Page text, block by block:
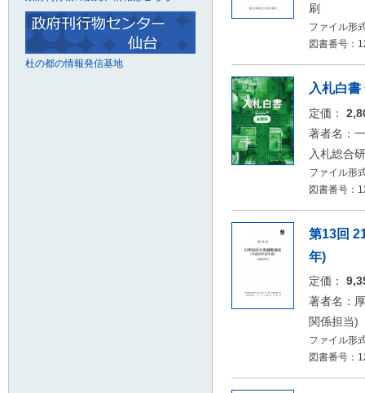
刷
ファイル形
図書番号：
入札白
定価：
著者名：
入札総合
ファイル形
図書番号：
第13回
年)
定価：
著者名：
関係担当)
ファイル形
図書番号：
杜の都の情報発信基地